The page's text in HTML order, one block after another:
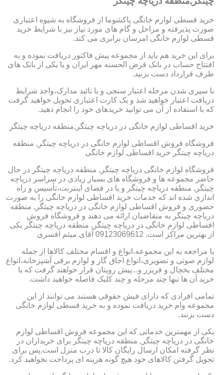
خرید قسطی لوازم خانگی پاکشوما از فروشگاه به شیوه اعتباری
صورت پذیرفته و مراحل و گام های مورد نیاز نیز با شرایط خرید
قسطی لوازم خانگی امرسان برابری می کند.
برای این خرید هم باید از مجموعه پیش فاکتور دریافت نموده و به
افتتاح حساب در بانک قرض الحسنه مهر ایران و یا یکی از بانک های
طرف قرارداد دست بزنید.
با سپری شدن مرحله اعتبار سنجی و با تائید مدارک،واجد شرایط
دریافت اعتبار خواهید شد و یک کارت اعتباری تحویل خواهید گرفت
که با استفاده از آن می توانید خریدهای خود را انجام دهید.
خرید اقساطی لوازم خانگی در دریاچه چیتگر,منطقه دریاچه چیتگر
فروشگاه فروش اقساطی لوازم خانگی در دریاچه چیتگر, منطقه
دریاچه چیتگر خرید اقساطی لوازم خانگی
فروشگاه لوازم خانگی دریاچه چیتگر, منطقه دریاچه چیتگر در حال
حاضر مجموعه ها و فروشگاه های بسیار زیادی در سراسر دریاچه
چیتگر, منطقه دریاچه چیتگر و یا در فضای اینترنت،تأسیس و راه
اندازی شده اند که خدمات خرید اقساطی لوازم خانگی را به صورت
حضوری و فروش اقساطی لوازم خانگی در دریاچه چیتگر, منطقه
دریاچه چیتگر به متقاضیان ارائه می دهند و فروشگاه فروش
اقساطی لوازم خانگی در دریاچه چیتگر, منطقه دریاچه چیتگر یکی
از بهترین مراکز است. 09123069612 آقای میثم افسری
با مراجعه به این مجموعه،انواع و اقسام مختلف کالاها از جمله
لوازم صوتی و تصویری،انواع اجاق گاز و لوازم برقی آشپزخانه،انواع
مختلف یخچال و فریزر و...پیش رویتان قرار خواهند گرفت که با
خرید آن ها تنها چند مرحله و چند کلیک فاصله خواهید داشت.
تمامی افرادی که دارای فیش حقوقی هستند می توانند از این
مجموعه وام خرید دریافت نموده و به خرید قسطی لوازم خانگی
دست بزنند.
یکی از مهمترین خدماتی که این مجموعه فروش اقساطی لوازم
خانگی در دریاچه چیتگر, منطقه دریاچه چیتگر برای خریداران در
نظر گرفته امکان ارسال رایگان کالا تا درب منزل است.پس برای
تحویل گرفتن کالاهای خود هیچ گونه هزینه ای پرداخت نخواهید کرد.